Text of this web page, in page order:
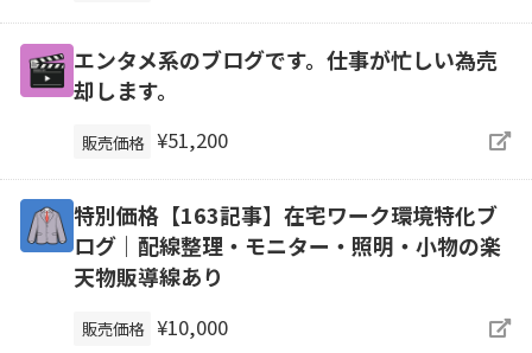
エンタメ系のブログです。仕事が忙しい為売
却します。
販売価格 ¥51,200
特別価格【163記事】在宅ワーク環境特化ブ
ログ｜配線整理・モニター・照明・小物の楽
天物販導線あり
販売価格 ¥10,000